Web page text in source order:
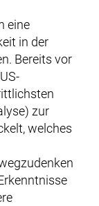
eine
in der
Bereits vor
zur
welches